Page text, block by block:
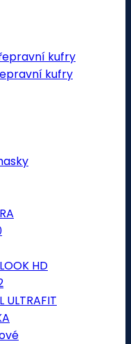
kufry
kufry
HD
ULTRAFIT